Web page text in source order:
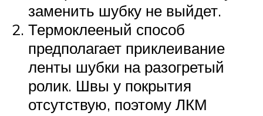
заменить шубку не выйдет.
Термоклееный способ
предполагает приклеивание
ленты шубки на разогретый
ролик. Швы у покрытия
отсутствую, поэтому ЛКМ